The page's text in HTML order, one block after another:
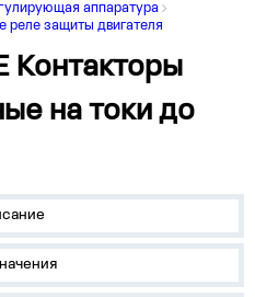
аппаратура
реле защиты двигателя
Контакторы
на токи до